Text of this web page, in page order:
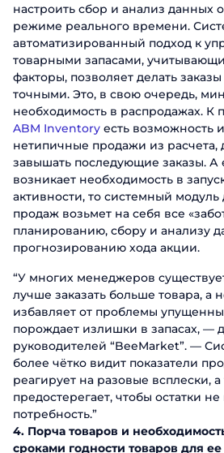
настроить сбор и анализ данных
режиме реального времени.
автоматизированный подход к
товарными запасами,
факторы, позволяет делать
точными. Это, в свою очередь,
необходимость в распродажах. К
ABM Inventory есть возможность
нетипичные продажи из расчета,
завышать последующие заказы. А
возникает необходимость в
активности, то системный
продаж возьмет на себя все
планированию, сбору и анализу
прогнозированию хода акции.
“У многих менеджеров
лучше заказать больше товара, а
избавляет от проблемы
порождает излишки в запасах, —
руководителей “BeeMarket”. —
более чётко видит показатели
реагирует на разовые всплески, а
предостерегает, чтобы остатки
потребность.”
4. Порча товаров и
сроками годности товаров для